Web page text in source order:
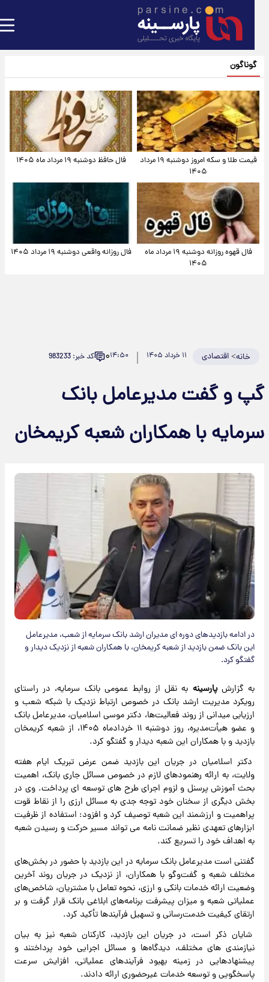
گوناگون
قیمت طلا و سکه امروز دوشنبه ۱۹ مرداد
۱۴۰۵
فال حافظ دوشنبه ۱۹ مرداد ماه ۱۴۰۵
فال قهوه روزانه دوشنبه ۱۹ مرداد ماه
۱۴۰۵
فال روزانه واقعی دوشنبه ۱۹ مرداد ۱۴۰۵
خانه>اقتصادی ۱۴:۵۰۰ کد خبر: 983233
و گفت مدیرعامل بانک
با همکاران شعبه کریمخان
در ادامه بازدیدهای دوره ای مدیران ارشد بانک سرمایه از شعب، مدیرعامل
این بانک ضمن بازدید از شعبه کریمخان، با همکاران شعبه از نزدیک دیدار و
گفتگو کرد.
به گزارشپارسینهبه نقل از روابط عمومی بانک سرمایه، در راستای
رویکرد مدیریت ارشد بانک در خصوص ارتباط نزدیک با شبکه شعب و
ارزیابی میدانی از روند فعالیت‌ها، دکتر موسی اسلامیان، مدیرعامل بانک
و عضو هیأت‌مدیره، روز دوشنبه ۱۱ خردادماه ۱۴۰۵، از شعبه کریمخان
بازدید و با همکاران این شعبه دیدار و گفتگو کرد.
دکتر اسلامیان در جریان این بازدید ضمن عرض تبریک ایام هفته
ولایت، به ارائه رهنمودهای لازم در خصوص مسائل جاری بانک، اهمیت
بحث آموزش پرسنل و لزوم اجرای طرح های توسعه ای پرداخت. وی در
بخش دیگری از سخنان خود توجه جدی به مسائل ارزی را از نقاط قوت
پراهمیت و ارزشمند این شعبه توصیف کرد و افزود: استفاده از ظرفیت
ابزارهای تعهدی نظیر ضمانت نامه می تواند مسیر حرکت و رسیدن شعبه
به اهداف خود را تسریع کند.
گفتنی است مدیرعامل بانک سرمایه در این بازدید با حضور در بخش‌های
مختلف شعبه و گفت‌وگو با همکاران، از نزدیک در جریان روند آخرین
وضعیت ارائه خدمات بانکی و ارزی، نحوه تعامل با مشتریان، شاخص‌های
عملیاتی شعبه و میزان پیشرفت برنامه‌های ابلاغی بانک قرار گرفت و بر
ارتقای کیفیت خدمت‌رسانی و تسهیل فرآیندها تأکید کرد.
شایان ذکر است، در جریان این بازدید، کارکنان شعبه نیز به بیان
نیازمندی های مختلف، دیدگاه‌ها و مسائل اجرایی خود پرداختند و
پیشنهادهایی در زمینه بهبود فرآیندهای عملیاتی، افزایش سرعت
پاسخگویی و توسعه خدمات غیرحضوری ارائه دادند.